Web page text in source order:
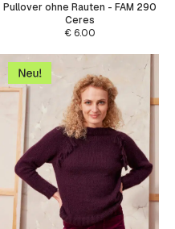
Pullover ohne Rauten - FAM 290
Ceres
€6.00